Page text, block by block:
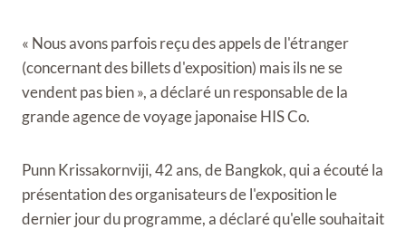
« Nous avons parfois reçu des appels de l'étranger
(concernant des billets d'exposition) mais ils ne se
vendent pas bien », a déclaré un responsable de la
grande agence de voyage japonaise HIS Co.
Punn Krissakornviji, 42 ans, de Bangkok, qui a écouté la
présentation des organisateurs de l'exposition le
dernier jour du programme, a déclaré qu'elle souhaitait